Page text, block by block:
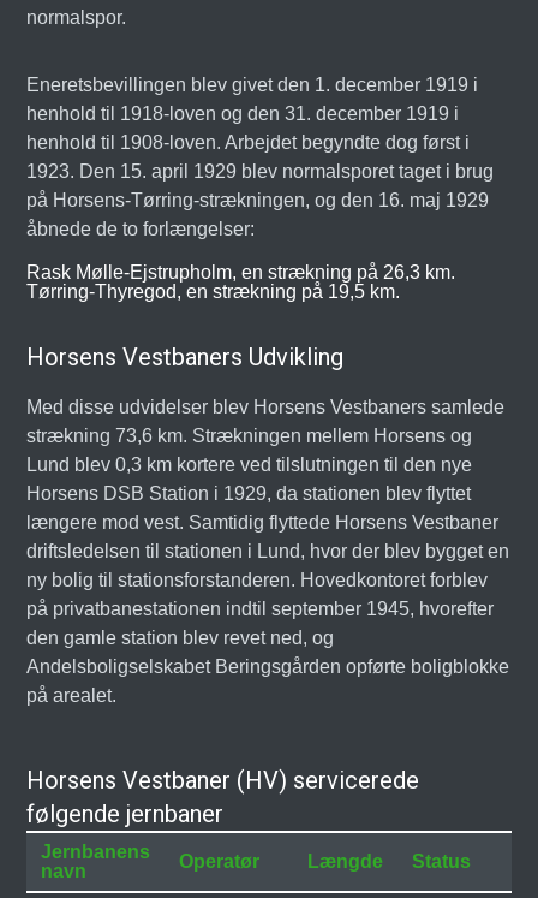
normalspor.
Eneretsbevillingen blev givet den 1. december 1919 i
henhold til 1918-loven og den 31. december 1919 i
henhold til 1908-loven. Arbejdet begyndte dog først i
1923. Den 15. april 1929 blev normalsporet taget i brug
på Horsens-Tørring-strækningen, og den 16. maj 1929
åbnede de to forlængelser:
Rask Mølle-Ejstrupholm, en strækning på 26,3 km.
Tørring-Thyregod, en strækning på 19,5 km.
Horsens Vestbaners Udvikling
Med disse udvidelser blev Horsens Vestbaners samlede
strækning 73,6 km. Strækningen mellem Horsens og
Lund blev 0,3 km kortere ved tilslutningen til den nye
Horsens DSB Station i 1929, da stationen blev flyttet
længere mod vest. Samtidig flyttede Horsens Vestbaner
driftsledelsen til stationen i Lund, hvor der blev bygget en
ny bolig til stationsforstanderen. Hovedkontoret forblev
på privatbanestationen indtil september 1945, hvorefter
den gamle station blev revet ned, og
Andelsboligselskabet Beringsgården opførte boligblokke
på arealet.
Horsens Vestbaner (HV) servicerede
følgende jernbaner
Jernbanens
navn
Operatør Længde Status